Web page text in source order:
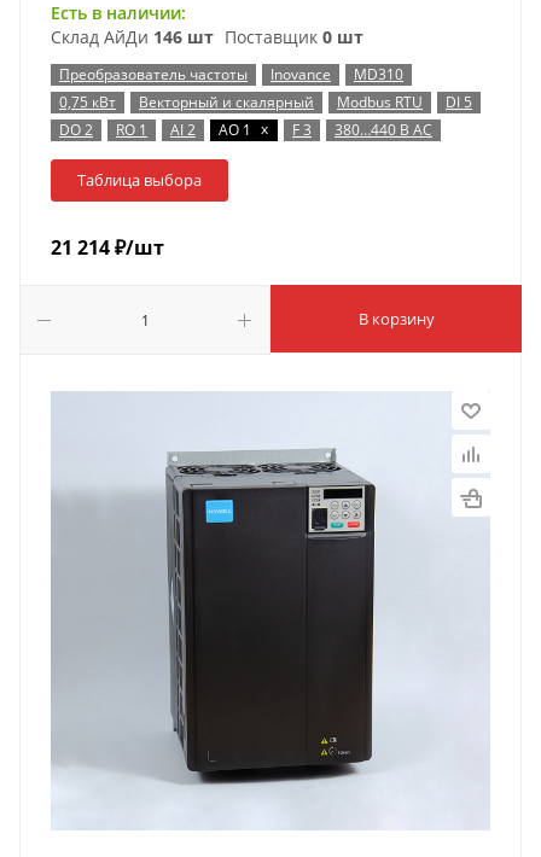
Есть в наличии:
Склад АйДи 146 шт Поставщик 0 шт
Преобразователь частоты Inovance
MD310
0,75 кВт
Векторный и скалярный Modbus RTU
DI 5
DO 2
RO 1 AI 2 AO 1 x F 3 380…440 В AC
Таблица выбора
21 214₽/шт
В корзину